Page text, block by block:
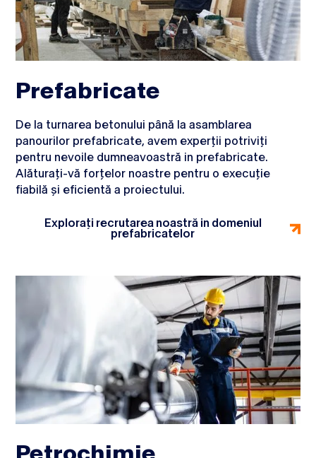
Prefabricate
De la turnarea betonului până la asamblarea
panourilor prefabricate, avem experții potriviți
pentru nevoile dumneavoastră in prefabricate.
Alăturați-vă forțelor noastre pentru o execuție
fiabilă și eficientă a proiectului.
Explorați recrutarea noastră in domeniul
prefabricatelor
Petrochimie